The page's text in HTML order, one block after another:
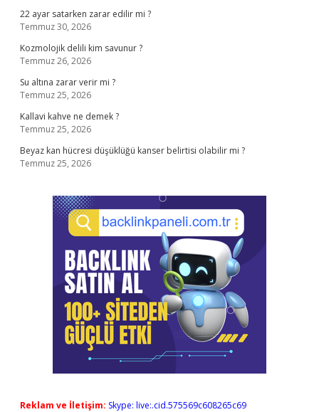
22 ayar satarken zarar edilir mi ?
Temmuz 30, 2026
Kozmolojik delili kim savunur ?
Temmuz 26, 2026
Su altına zarar verir mi ?
Temmuz 25, 2026
Kallavi kahve ne demek ?
Temmuz 25, 2026
Beyaz kan hücresi düşüklüğü kanser belirtisi olabilir mi ?
Temmuz 25, 2026
Reklam ve İletişim: Skype: live:.cid.575569c608265c69